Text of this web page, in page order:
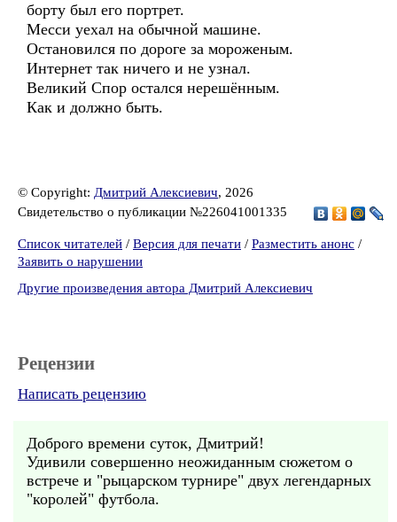
борту был его портрет.
Месси уехал на обычной машине.
Остановился по дороге за мороженым.
Интернет так ничего и не узнал.
Великий Спор остался нерешённым.
Как и должно быть.
© Copyright: Дмитрий Алексиевич, 2026
Свидетельство о публикации №226041001335
Список читателей / Версия для печати / Разместить анонс /
Заявить о нарушении
Другие произведения автора Дмитрий Алексиевич
Рецензии
Написать рецензию
Доброго времени суток, Дмитрий!
Удивили совершенно неожиданным сюжетом о
встрече и "рыцарском турнире" двух легендарных
"королей" футбола.